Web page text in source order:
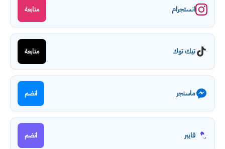
انستجرام متابعة
تيك توك متابعة
ماسنجر انضم
فايبر انضم